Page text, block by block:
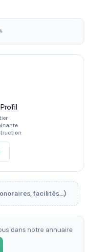
facilités...)
dans notre annuaire